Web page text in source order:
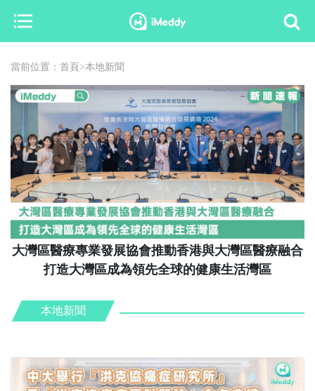
當前位置： 首頁 >本地新聞
大灣區醫療專業發展協會推動香港與大灣區醫療融合
打造大灣區成為領先全球的健康生活灣區
本地新聞